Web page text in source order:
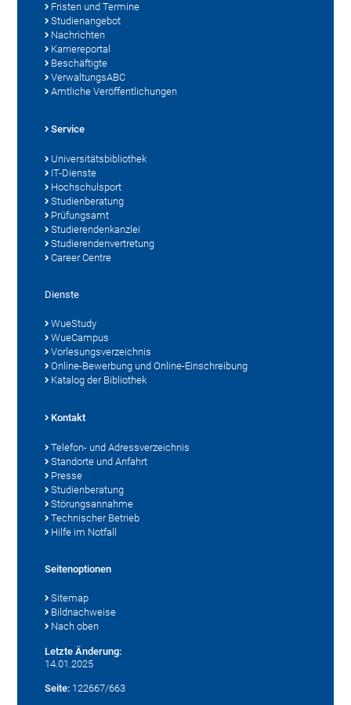
Fristen und Termine
Studienangebot
Nachrichten
Karriereportal
Beschäftigte
VerwaltungsABC
Amtliche Veröffentlichungen
Service
Universitätsbibliothek
IT-Dienste
Hochschulsport
Studienberatung
Prüfungsamt
Studierendenkanzlei
Studierendenvertretung
Career Centre
Dienste
WueStudy
WueCampus
Vorlesungsverzeichnis
Online-Bewerbung und Online-Einschreibung
Katalog der Bibliothek
Kontakt
Telefon- und Adressverzeichnis
Standorte und Anfahrt
Presse
Studienberatung
Störungsannahme
Technischer Betrieb
Hilfe im Notfall
Seitenoptionen
Sitemap
Bildnachweise
Nach oben
Letzte Änderung:
14.01.2025
Seite: 122667/663